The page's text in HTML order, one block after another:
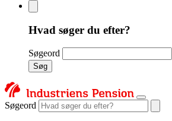
Hvad søger du efter?
Søgeord
Søg
Søgeord